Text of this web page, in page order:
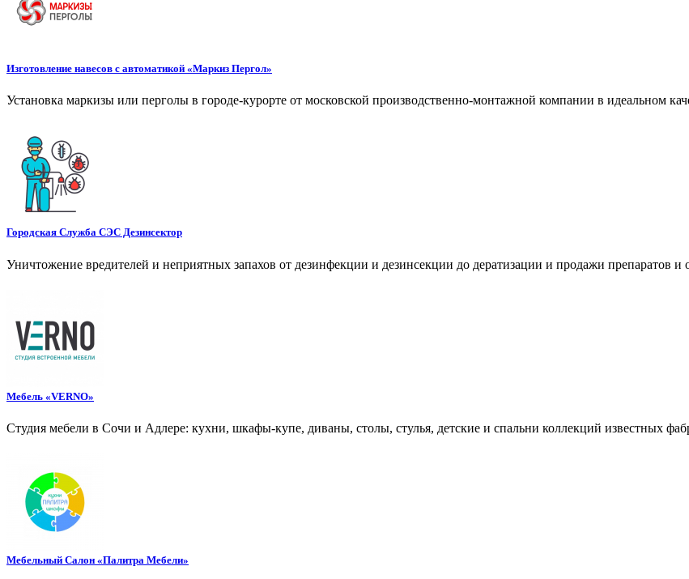
Изготовление навесов с автоматикой «Маркиз Пергол»
Установка маркизы или перголы в городе-курорте от московской производственно-монтажной компании в идеальном
Городская Служба СЭС Дезинсектор
Уничтожение вредителей и неприятных запахов от дезинфекции и дезинсекции до дератизации и продажи препаратов и
Мебель «VERNO»
Студия мебели в Сочи и Адлере: кухни, шкафы-купе, диваны, столы, стулья, детские и спальни коллекций известных
Мебельный Салон «Палитра Мебели»